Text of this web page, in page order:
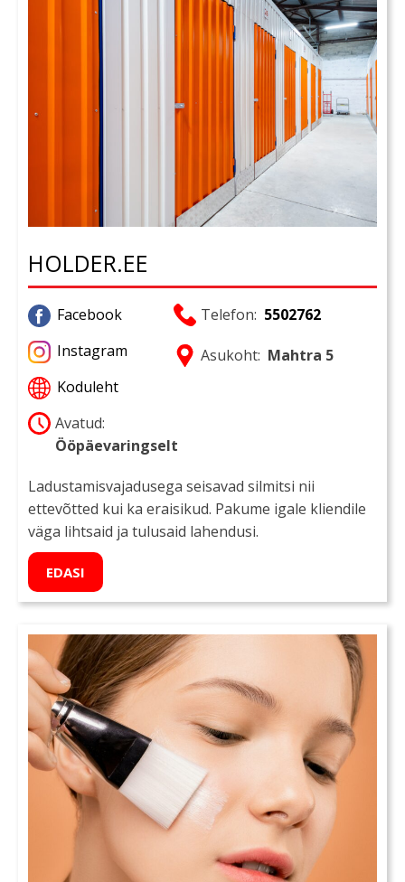
HOLDER.EE
Facebook
Instagram
Koduleht
Telefon: 5502762
Asukoht: Mahtra 5
Avatud:
Ööpäevaringselt
Ladustamisvajadusega seisavad silmitsi nii
ettevõtted kui ka eraisikud. Pakume igale kliendile
väga lihtsaid ja tulusaid lahendusi.
EDASI